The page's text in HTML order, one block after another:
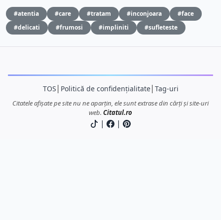
#atentia #care #tratam #inconjoara
#face
#delicati
#frumosi #impliniti #sufleteste
TOS Politică de confidențialitate│ Tag-uri
Citatele afișate pe site nu ne aparțin, ele sunt extrase din cărți și site-uri
web. Citatul.ro
| |